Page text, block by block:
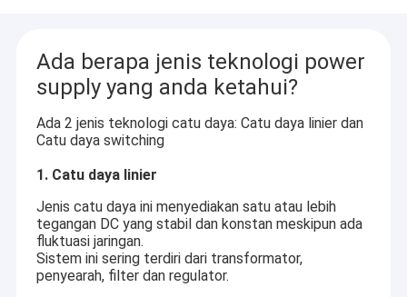
Ada berapa jenis teknologi power
supply yang anda ketahui?
Ada 2 jenis teknologi catu daya: Catu daya linier dan
Catu daya switching
1. Catu daya linier
Jenis catu daya ini menyediakan satu atau lebih
tegangan DC yang stabil dan konstan meskipun ada
fluktuasi jaringan.
Sistem ini sering terdiri dari transformator,
penyearah, filter dan regulator.